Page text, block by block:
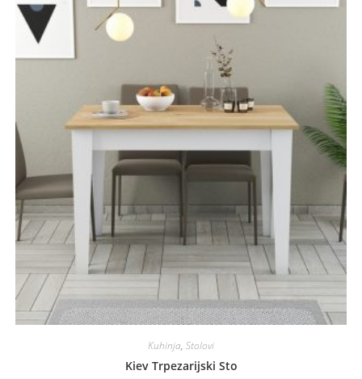
Kuhinja, Stolovi
Kiev Trpezarijski Sto